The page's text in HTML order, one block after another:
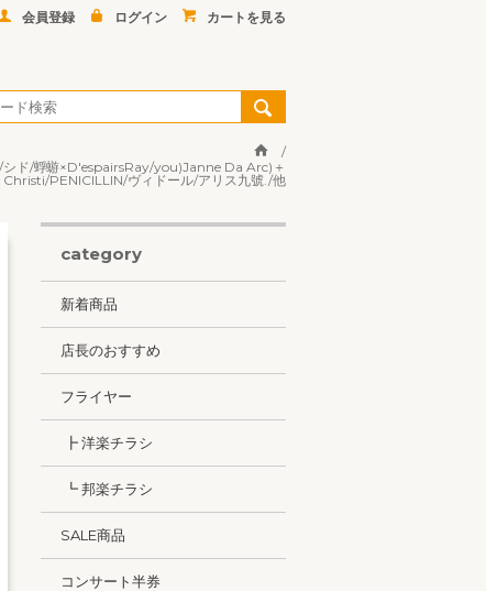
会員登録 ログイン カートを見る
ド/蜉蝣×D'espairsRay/you)Janne Da Arc)＋
PENICILLIN/ヴィドール/アリス九號./他
category
新着商品
店長のおすすめ
フライヤー
┣ 洋楽チラシ
┗ 邦楽チラシ
SALE商品
コンサート半券